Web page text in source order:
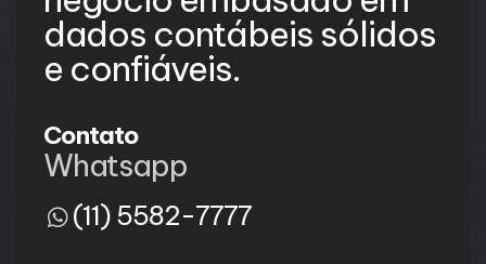
dados contábeis sólidos
e confiáveis.
Contato
Whatsapp
(11) 5582-7777